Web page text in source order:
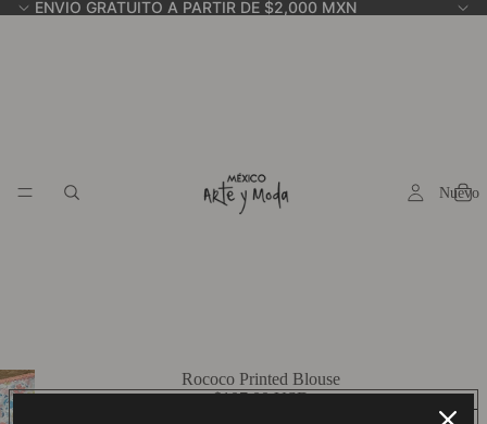
ENVIO GRATUITO A PARTIR DE $2,000 MXN
Nuevo
Rococo Printed Blouse
$107.00 USD
24 (108 cm bust X 82 cm length)